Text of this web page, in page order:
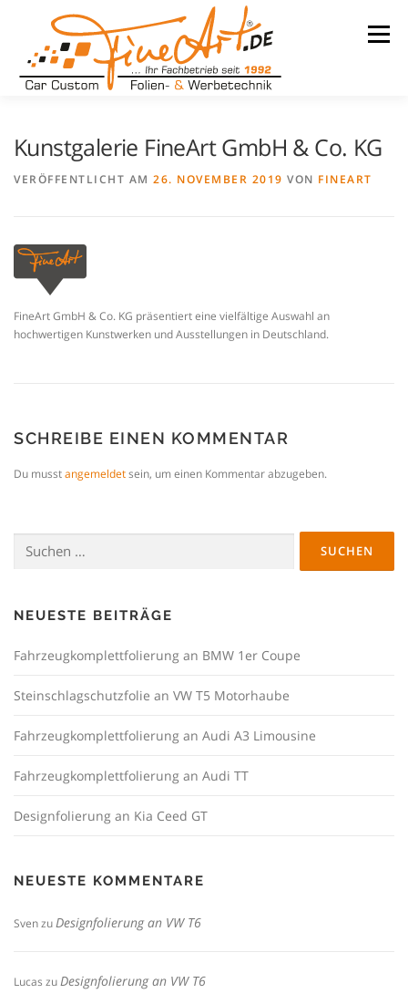
Menü
Kunstgalerie FineArt GmbH & Co. KG
VERÖFFENTLICHT AM 26. NOVEMBER 2019 VON FINEART
FineArt GmbH & Co. KG präsentiert eine vielfältige Auswahl an
hochwertigen Kunstwerken und Ausstellungen in Deutschland.
SCHREIBE EINEN KOMMENTAR
Du musstangemeldetsein, um einen Kommentar abzugeben.
nach:
NEUESTE BEITRÄGE
Fahrzeugkomplettfolierung an BMW 1er Coupe
Steinschlagschutzfolie an VW T5 Motorhaube
Fahrzeugkomplettfolierung an Audi A3 Limousine
Fahrzeugkomplettfolierung an Audi TT
Designfolierung an Kia Ceed GT
NEUESTE KOMMENTARE
SvenzuDesignfolierung an VW T6
Lucas zuDesignfolierung an VW T6